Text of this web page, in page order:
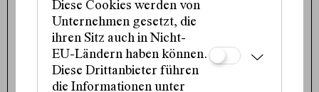
1090 Wien
+43 1 317 01 01
office@schauspielhaus.at
Impressum / Datenschutz
Presse / Downloads
Cookie-Einstellungen
Diese Cookies werden von
Unternehmen gesetzt, die
ihren Sitz auch in Nicht-
EU-Ländern haben können.
Diese Drittanbieter führen
die Informationen unter